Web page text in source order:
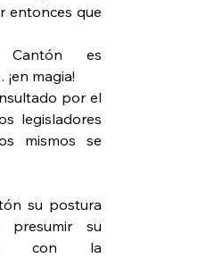
entonces que
Cantón es
magia!
por el
legisladores
mismos se
su postura
presumir su
con la